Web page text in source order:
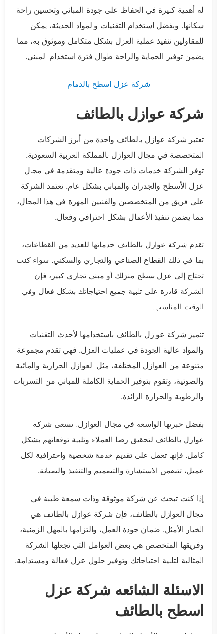
له أهمية كبيرة في الحفاظ على جودة المباني وتحسين راحة
سكانها. وبفضل استخدام التقنيات والمواد الحديثة، يمكن
للمقاولين تنفيذ عملية العزل بشكل متكامل وموثوق به، مما
يضمن توفير الحماية والراحة طوال فترة استخدام المبنى.
شركة عزل اسطح بالدمام
شركة عوازل بالطائف
تعتبر شركة عوازل بالطائف واحدة من أبرز الشركات
المتخصصة في مجال العوازل بالمملكة العربية السعودية.
توفر الشركة خدمات ذات جودة عالية ومتقدمة في مجال
عزل الأسطح والجدران والمباني بشكل عام. تعتمد الشركة
على فريق من المتخصصين والفنيين المهرة في هذا المجال،
مما يضمن تنفيذ الأعمال بشكل احترافي وفعال.
تقدم شركة عوازل بالطائف خدماتها للعديد من القطاعات،
بما في ذلك القطاع الصناعي والتجاري والسكني. سواء كنت
تحتاج إلى عزل سطح منزلك أو مبنى تجاري كبير، فإن
الشركة قادرة على تلبية جميع احتياجاتك بشكل فعال وفي
الوقت المناسب.
تتميز شركة عوازل بالطائف باستخدامها لأحدث التقنيات
والمواد عالية الجودة في عمليات العزل. فهي تقدم مجموعة
متنوعة من العوازل المختلفة، مثل العوازل الحرارية والمائية
والصوتية، وتقوم بتوفير الحماية الكاملة للمباني من التسربات
والرطوبة والحرارة الزائدة.
بفضل خبرتها الواسعة في مجال العوازل، تسعى شركة
عوازل بالطائف لتحقيق رضا العملاء وتلبية توقعاتهم بشكل
كامل. فإنها تعمل على تقديم خدمة شخصية واحترافية لكل
عميل، تتضمن الاستشارة والتصميم والتنفيذ والصيانة.
إذا كنت تبحث عن شركة موثوقة وذات سمعة طيبة في
مجال العوازل بالطائف، فإن شركة عوازل بالطائف هي
الخيار الأمثل. ضمان جودة العمل، والتزامها بالمهل الزمنية،
وفريقها المتخصص هي بعض العوامل التي تجعلها الشركة
المثالية لتلبية احتياجاتك وتوفير حلول عزل فعالة ومستدامة.
الاسئلة الشائعه شركة عزل
اسطح بالطائف